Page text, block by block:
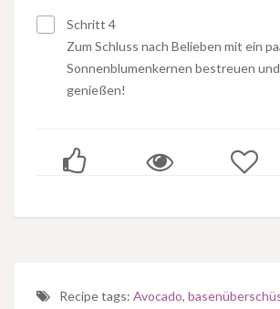
Schritt 4
Zum Schluss nach Belieben mit ein
Sonnenblumenkernen bestreuen
genießen!
Recipe tags: Avocado,